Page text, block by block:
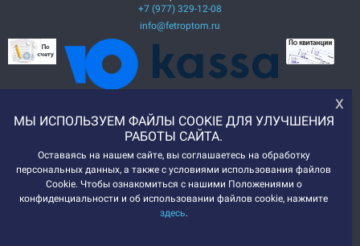
+7 (977) 329-12-08
info@fetroptom.ru
х
МЫ ИСПОЛЬЗУЕМ ФАЙЛЫ COOKIE ДЛЯ УЛУЧШЕНИЯ
РАБОТЫ САЙТА.
Оставаясь на нашем сайте, вы соглашаетесь на обработку
персональных данных, а также с условиями использования файлов
Cookie. Чтобы ознакомиться с нашими Положениями о
конфиденциальности и об использовании файлов cookie, нажмите
здесь.